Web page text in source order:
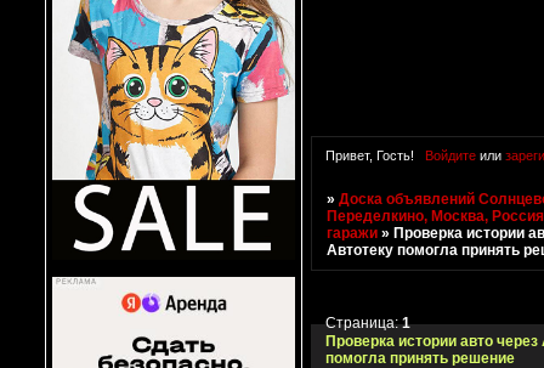
Привет, Гость! Войдитеили
»Доска объявлений
Переделкино, Москва, Россия
гаражи »Проверка истории
Автотеку помогла принять
Проверка истории авто через
помогла принять решение
Страница:1